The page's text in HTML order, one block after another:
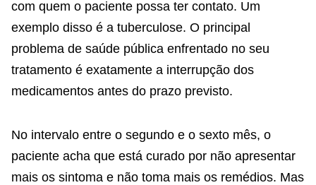
com quem o paciente possa ter contato. Um
exemplo disso é a tuberculose. O principal
problema de saúde pública enfrentado no seu
tratamento é exatamente a interrupção dos
medicamentos antes do prazo previsto.
No intervalo entre o segundo e o sexto mês, o
paciente acha que está curado por não apresentar
mais os sintoma e não toma mais os remédios. Mas